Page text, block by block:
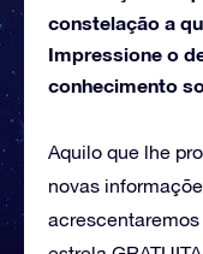
constelação a
Impressione o
conhecimento
Aquilo que lhe
novas